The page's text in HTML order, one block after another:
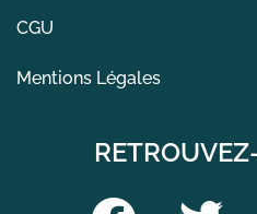
CGU
Mentions Légales